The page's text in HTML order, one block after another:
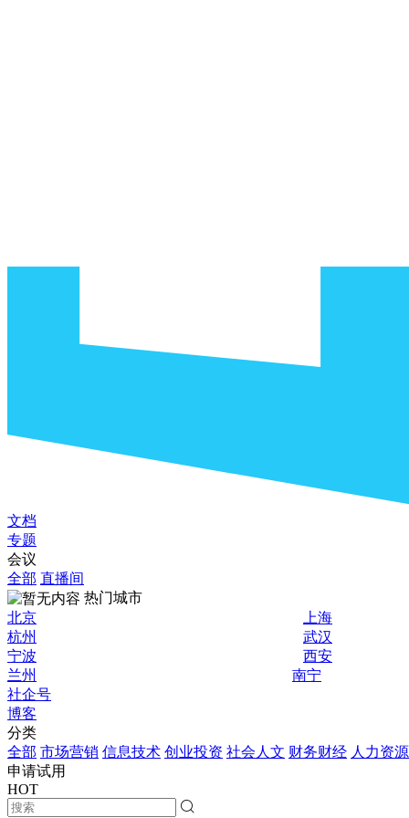
文档
专题
会议
全部 直播间
热门城市
北京
上海
杭州
武汉
宁波
西安
兰州
南宁
社企号
博客
分类
全部 市场营销 信息技术 创业投资 社会人文 财务财经 人力资源
申请试用
HOT